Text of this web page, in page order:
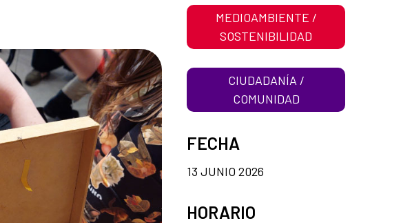
MEDIOAMBIENTE /
SOSTENIBILIDAD
CIUDADANÍA /
COMUNIDAD
FECHA
13 JUNIO 2026
HORARIO